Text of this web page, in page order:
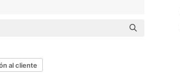
al cliente